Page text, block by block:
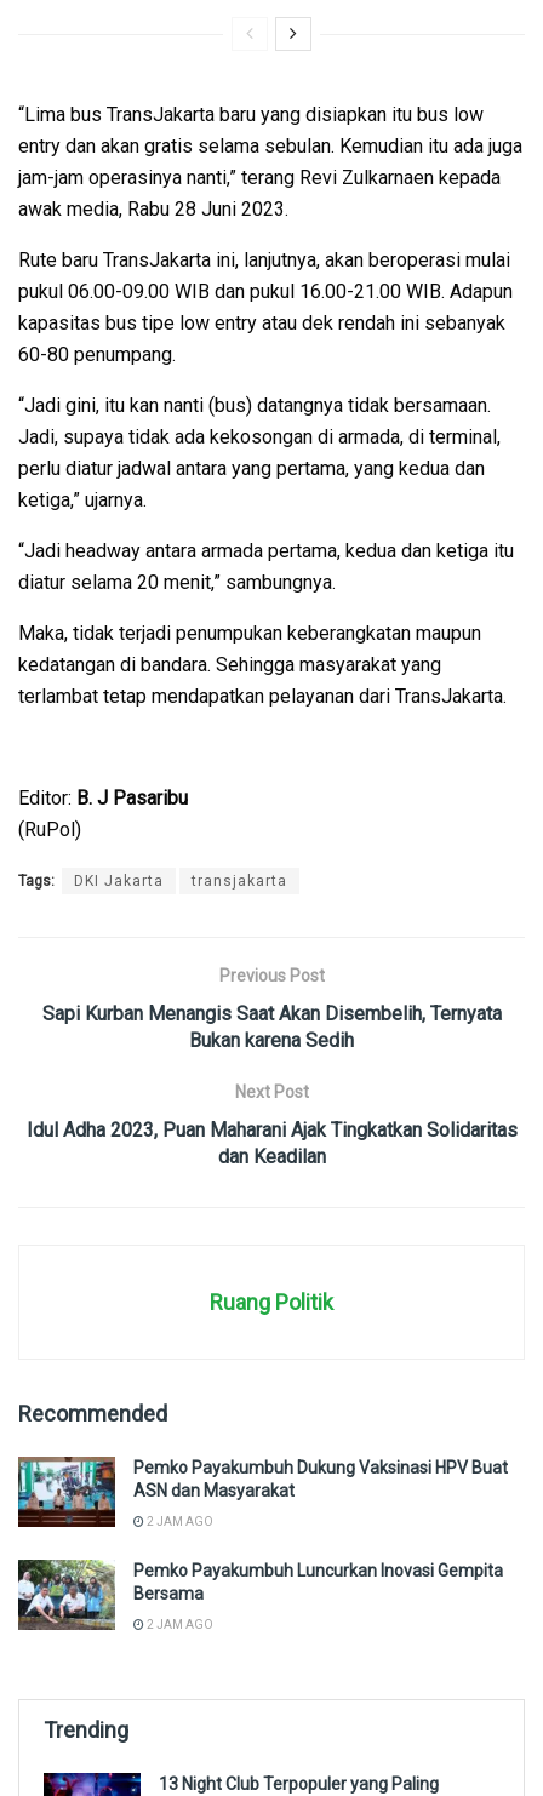
“Lima bus TransJakarta baru yang disiapkan itu bus low
entry dan akan gratis selama sebulan. Kemudian itu ada juga
jam-jam operasinya nanti,” terang Revi Zulkarnaen kepada
awak media, Rabu 28 Juni 2023.
Rute baru TransJakarta ini, lanjutnya, akan beroperasi mulai
pukul 06.00-09.00 WIB dan pukul 16.00-21.00 WIB. Adapun
kapasitas bus tipe low entry atau dek rendah ini sebanyak
60-80 penumpang.
“Jadi gini, itu kan nanti (bus) datangnya tidak bersamaan.
Jadi, supaya tidak ada kekosongan di armada, di terminal,
perlu diatur jadwal antara yang pertama, yang kedua dan
ketiga,” ujarnya.
“Jadi headway antara armada pertama, kedua dan ketiga itu
diatur selama 20 menit,” sambungnya.
Maka, tidak terjadi penumpukan keberangkatan maupun
kedatangan di bandara. Sehingga masyarakat yang
terlambat tetap mendapatkan pelayanan dari TransJakarta.
Editor: B. J Pasaribu
(RuPol)
Tags: DKI Jakarta transjakarta
Previous Post
Sapi Kurban Menangis Saat Akan Disembelih, Ternyata
Bukan karena Sedih
Next Post
Idul Adha 2023, Puan Maharani Ajak Tingkatkan Solidaritas
dan Keadilan
Ruang Politik
Recommended
Pemko Payakumbuh Dukung Vaksinasi HPV Buat
ASN dan Masyarakat
2 JAM AGO
Pemko Payakumbuh Luncurkan Inovasi Gempita
Bersama
2 JAM AGO
Trending
13 Night Club Terpopuler yang Paling